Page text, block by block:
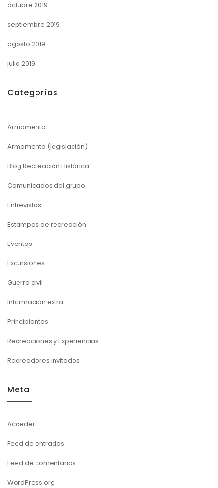
octubre 2019
septiembre 2019
agosto 2019
julio 2019
Categorías
Armamento
Armamento (legislación)
Blog Recreación Histórica
Comunicados del grupo
Entrevistas
Estampas de recreación
Eventos
Excursiones
Guerra civil
Información extra
Principiantes
Recreaciones y Experiencias
Recreadores invitados
Meta
Acceder
Feed de entradas
Feed de comentarios
WordPress.org